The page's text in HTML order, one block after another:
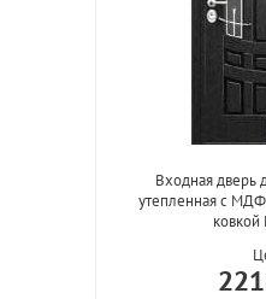
Входная дверь
утепленная с МДФ